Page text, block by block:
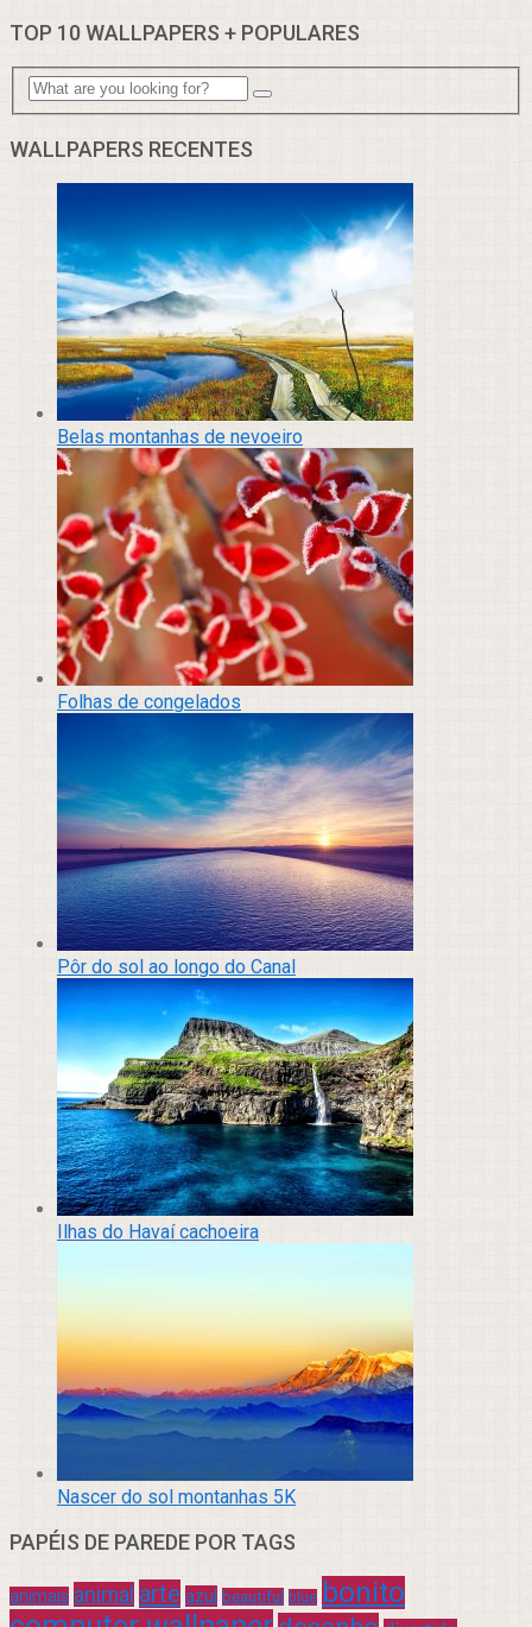
TOP 10 WALLPAPERS + POPULARES
WALLPAPERS RECENTES
Belas montanhas de nevoeiro
Folhas de congelados
Pôr do sol ao longo do Canal
Ilhas do Havaí cachoeira
Nascer do sol montanhas 5K
PAPÉIS DE PAREDE POR TAGS
animais animal arte azul beautiful blue bonito